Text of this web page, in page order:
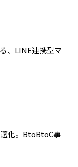
、LINE連携型マ
化。BtoBtoC事